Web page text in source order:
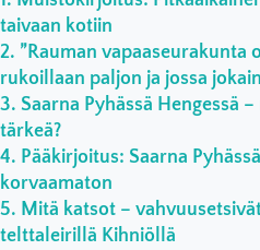
taivaan kotiin
”Rauman vapaaseurakunta
rukoillaan paljon ja jossa
Saarna Pyhässä Hengessä
tärkeä?
Pääkirjoitus: Saarna
korvaamaton
Mitä katsot –
telttaleirillä Kihniöllä